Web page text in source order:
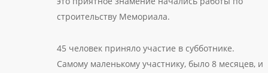
строительству Мемориала.
45 человек приняло участие в субботнике.
Самому маленькому участнику, было 8 месяцев, и